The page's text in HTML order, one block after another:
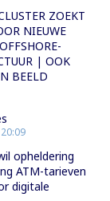
ZOEKT
NIEUWE
| OOK
BEELD
opheldering
ATM-tarieven
digitale